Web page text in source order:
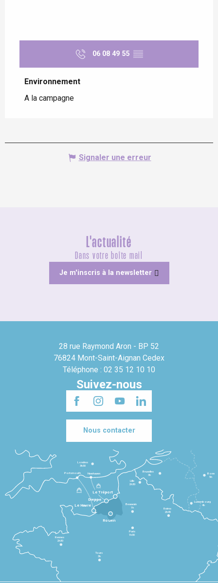
06 08 49 55 ▒▒
Environnement
Environnement
A la campagne
Signaler une erreur
L'actualité
Dans votre boîte mail
Je m'inscris à la newsletter
28 rue Raymond Aron - BP 52
76824 Mont-Saint-Aignan Cedex
Téléphone : 02 35 12 10 10
Suivez-nous
Nous contacter
Le Havre
Dieppe
Le Tréport
Rennes
2h30
Tours
3h
Paris
1h30
Beauvais
1h
Reims
2h45
Lille
2h30
Bruxelles
3h
Londres
3h30
Newhaven
Portsmouth
Bonn
5h
Luxembourg
4h
Rouen